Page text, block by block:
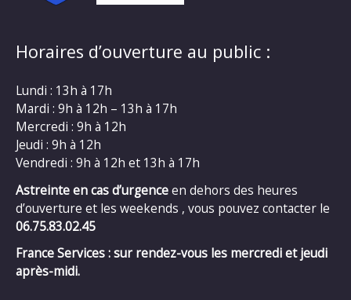
Horaires d’ouverture au public :
Lundi : 13h à 17h
Mardi : 9h à 12h – 13h à 17h
Mercredi : 9h à 12h
Jeudi : 9h à 12h
Vendredi : 9h à 12h et 13h à 17h
Astreinte en cas d’urgenceen dehors des heures
d’ouverture et les weekends , vous pouvez contacter le
06.75.83.02.45
France Services : sur rendez-vous les mercredi et jeudi
après-midi.